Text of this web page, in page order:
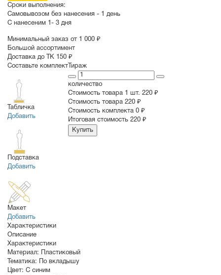
Сроки выполнения:
Самовывозом без нанесения -
1 день
С нанесеним
1- 3 дня
Минимальный заказ от 1 000 ₽
Большой ассортимент
Доставка до ТК 150 ₽
Составьте комплект
Табличка
Добавить
Подставка
Добавить
Макет
Добавить
Тираж
количество
Стоимость товара 1 шт. 220 ₽
Cтоимость товара 220 ₽
Стоимость комплекта 0 ₽
Итоговая стоимость 220 ₽
Купить
Характеристики
Описание
Характеристики
Материал: Пластиковый
Тематика:
По вкладышу
Цвет: С синим